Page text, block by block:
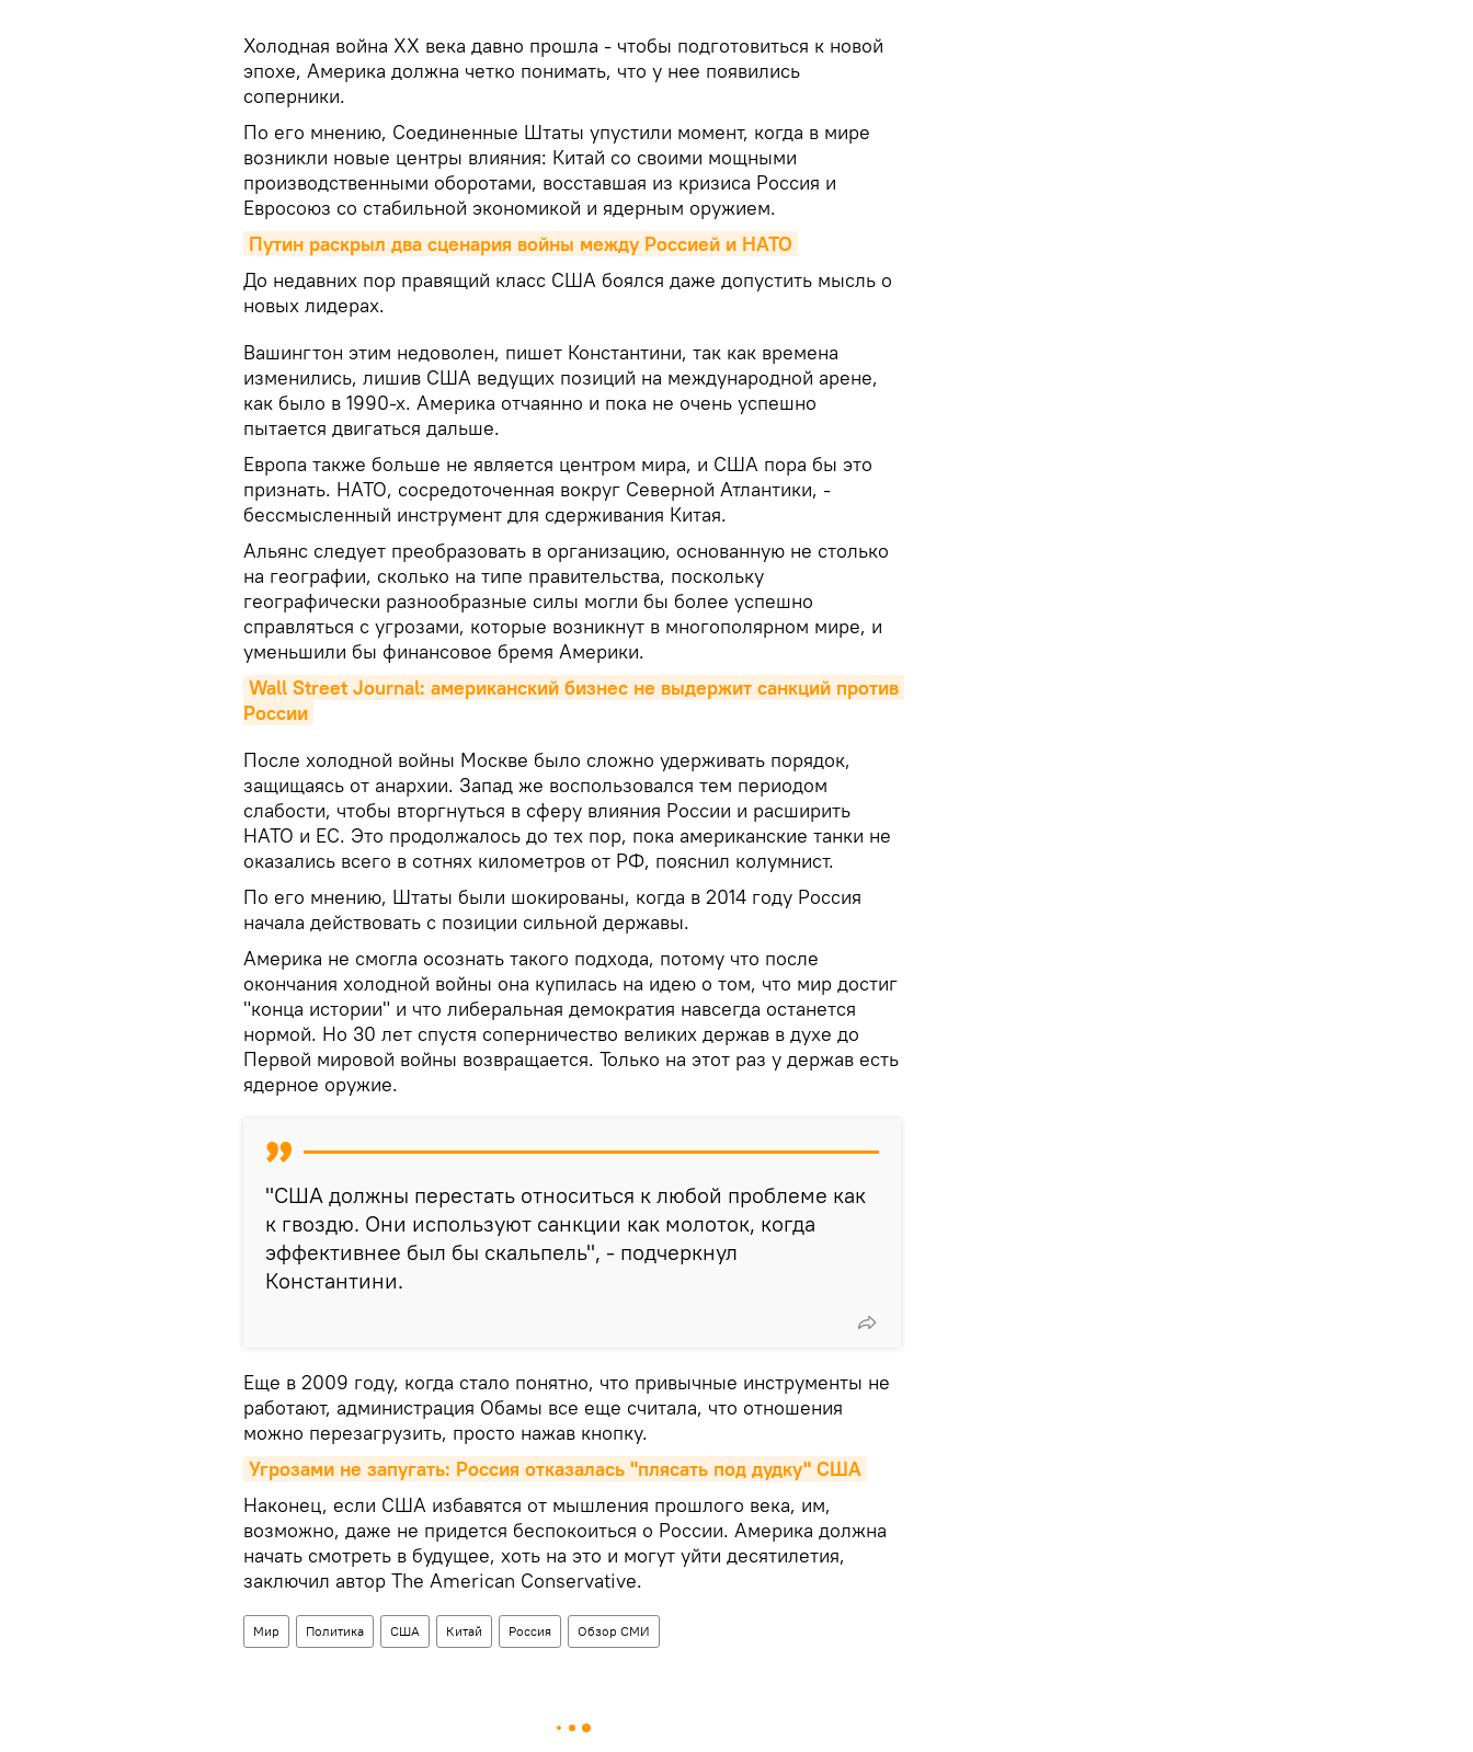
Холодная война XX века давно прошла - чтобы подготовиться к новой
эпохе, Америка должна четко понимать, что у нее появились
соперники.
По его мнению, Соединенные Штаты упустили момент, когда в мире
возникли новые центры влияния: Китай со своими мощными
производственными оборотами, восставшая из кризиса Россия и
Евросоюз со стабильной экономикой и ядерным оружием.
Путин раскрыл два сценария войны между Россией и НАТО
До недавних пор правящий класс США боялся даже допустить мысль о
новых лидерах.
Вашингтон этим недоволен, пишет Константини, так как времена
изменились, лишив США ведущих позиций на международной арене,
как было в 1990-х. Америка отчаянно и пока не очень успешно
пытается двигаться дальше.
Европа также больше не является центром мира, и США пора бы это
признать. НАТО, сосредоточенная вокруг Северной Атлантики, -
бессмысленный инструмент для сдерживания Китая.
Альянс следует преобразовать в организацию, основанную не столько
на географии, сколько на типе правительства, поскольку
географически разнообразные силы могли бы более успешно
справляться с угрозами, которые возникнут в многополярном мире, и
уменьшили бы финансовое бремя Америки.
Wall Street Journal: американский бизнес не выдержит санкций против
России
После холодной войны Москве было сложно удерживать порядок,
защищаясь от анархии. Запад же воспользовался тем периодом
слабости, чтобы вторгнуться в сферу влияния России и расширить
НАТО и ЕС. Это продолжалось до тех пор, пока американские танки не
оказались всего в сотнях километров от РФ, пояснил колумнист.
По его мнению, Штаты были шокированы, когда в 2014 году Россия
начала действовать с позиции сильной державы.
Америка не смогла осознать такого подхода, потому что после
окончания холодной войны она купилась на идею о том, что мир достиг
"конца истории" и что либеральная демократия навсегда останется
нормой. Но 30 лет спустя соперничество великих держав в духе до
Первой мировой войны возвращается. Только на этот раз у держав есть
ядерное оружие.
"США должны перестать относиться к любой проблеме как
к гвоздю. Они используют санкции как молоток, когда
эффективнее был бы скальпель", - подчеркнул
Константини.
Еще в 2009 году, когда стало понятно, что привычные инструменты не
работают, администрация Обамы все еще считала, что отношения
можно перезагрузить, просто нажав кнопку.
Угрозами не запугать: Россия отказалась "плясать под дудку" США
Наконец, если США избавятся от мышления прошлого века, им,
возможно, даже не придется беспокоиться о России. Америка должна
начать смотреть в будущее, хоть на это и могут уйти десятилетия,
заключил автор The American Conservative.
Мир Политика США Китай Россия Обзор СМИ